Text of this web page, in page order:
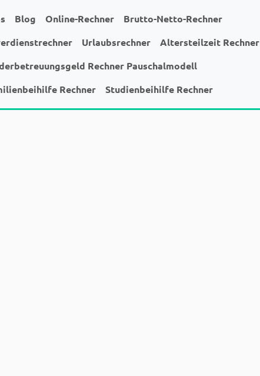
Blog Online-Rechner
Brutto-Netto-Rechner
Urlaubsrechner
Altersteilzeit Rechner
Rechner Pauschalmodell
Rechner
Studienbeihilfe Rechner